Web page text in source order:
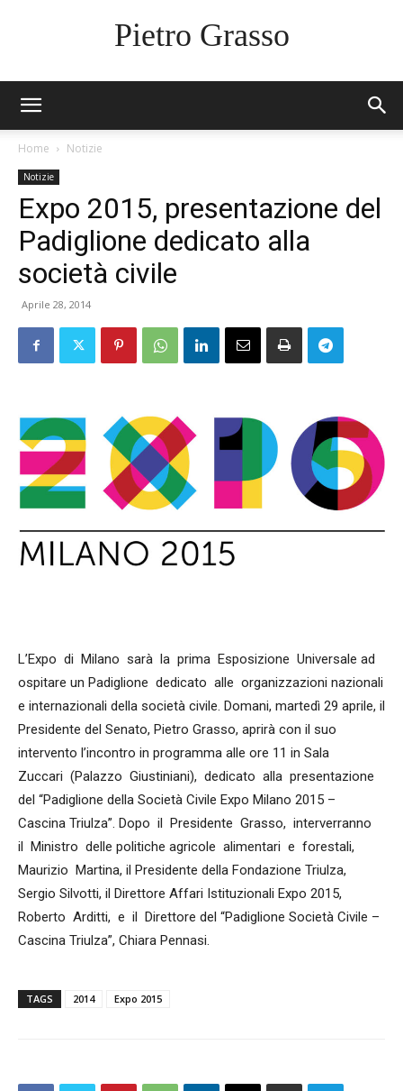
Pietro Grasso
Home Notizie
Notizie
Expo 2015, presentazione del
Padiglione dedicato alla
società civile
Aprile 28, 2014
L’Expo di Milano sarà la prima Esposizione Universale ad
ospitare un Padiglione dedicato alle organizzazioni nazionali
e internazionali della società civile. Domani, martedì 29 aprile, il
Presidente del Senato, Pietro Grasso, aprirà con il suo
intervento l’incontro in programma alle ore 11 in Sala
Zuccari (Palazzo Giustiniani), dedicato alla presentazione
del “Padiglione della Società Civile Expo Milano 2015 –
Cascina Triulza”. Dopo il Presidente Grasso, interverranno
il Ministro delle politiche agricole alimentari e forestali,
Maurizio Martina, il Presidente della Fondazione Triulza,
Sergio Silvotti, il Direttore Affari Istituzionali Expo 2015,
Roberto Arditti, e il Direttore del “Padiglione Società Civile –
Cascina Triulza”, Chiara Pennasi.
TAGS 2014 Expo 2015